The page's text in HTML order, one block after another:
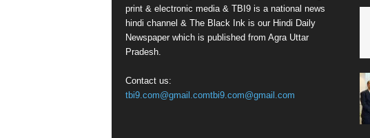
print & electronic media & TBI9 is a national news
hindi channel & The Black Ink is our Hindi Daily
Newspaper which is published from Agra Uttar
Pradesh.
Contact us:
tbi9.com@gmail.comtbi9.com@gmail.com